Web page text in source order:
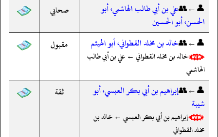
👤←👥علي بن أبي طالب الهاشمي، أبو
الحسن، أبو الحسين
صحابي
👤←👥خالد بن مخلد القطواني، أبو الهيثم
خالد بن مخلد القطواني ← علي بن أبي طالب
الهاشمي
مقبول
👤←👥إبراهيم بن أبي بكر العبسي، أبو
شيبة
إبراهيم بن أبي بكر العبسي ← خالد بن
مخلد القطواني
ثقة